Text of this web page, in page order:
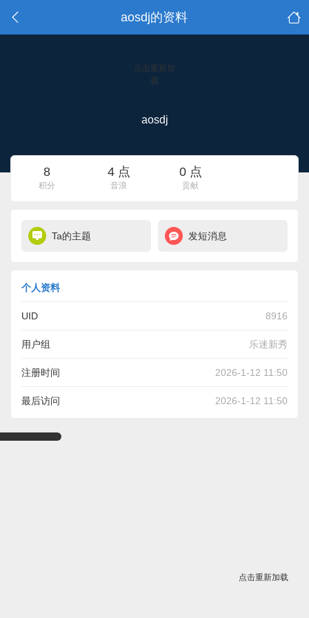
aosdj的资料
点击重新加
载
aosdj
8
积分
4 点
音浪
0 点
贡献
Ta的主题 发短消息
个人资料
UID 8916
用户组 乐迷新秀
注册时间 2026-1-12 11:50
最后访问 2026-1-12 11:50
点击重新加载